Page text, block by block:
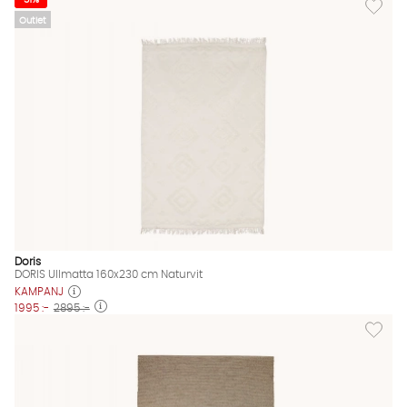
Outlet
Doris
DORIS Ullmatta 160x230 cm Naturvit
KAMPANJ
1995 :- 2895 :-
Lägg